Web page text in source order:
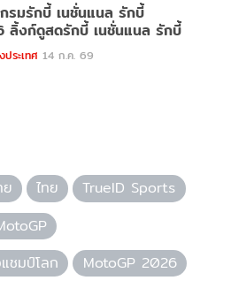
รมรักบี้ เนชั่นแนล รักบี้
ลิ้งก์ดูสดรักบี้ เนชั่นแนล รักบี้
ระเทศ 14 ก.ค. 69
ย ไทย
TrueID Sports
ชมป์โลก
MotoGP 2026